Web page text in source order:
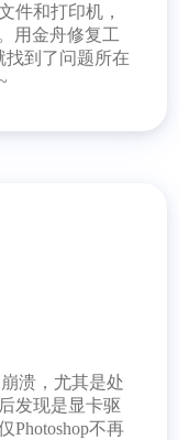
件和打印机，
用金舟修复工
找到了问题所在
溃，尤其是处
发现是显卡驱
Photoshop不再